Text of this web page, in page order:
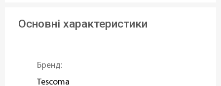
Основні характеристики
Бренд:
Tescoma